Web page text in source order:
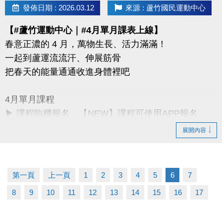
-洽詢專線：03-2639066 #115、116
https://www.lzsports.com.tw/zh_TW/news/pageID/1/
-FB : 桃園市蘆竹國民運動中心
-IG : @luzhusports
發佈日期 : 2026.03.12 來源 : 蘆竹國民運動中心
【#蘆竹運動中心｜#4月單月課表上線】
春意正濃的 4 月，萬物生長、活力滿滿！
一起到蘆運流流汗、伸展筋骨
把春天的能量通通收進身體裡吧
4月單月課程
▶ 課程臨櫃報名，【NEW】課程可使用APP報名。
▶ 有氧、瑜珈、飛輪需年滿15歲；懸吊、空瑜需年滿
18歲。
▶ 若因人數不足無法開班，將於開課前通知，並請持
展開內容
第一頁 上一頁 1 2 3 4 5 6 7
8 9 10 11 12 13 14 15 16 17